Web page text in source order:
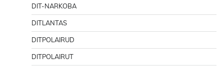
DIT-NARKOBA
DITLANTAS
DITPOLAIRUD
DITPOLAIRUT